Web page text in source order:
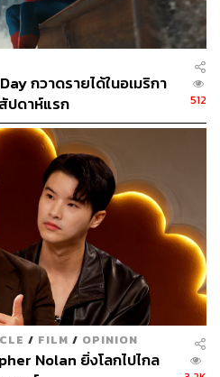
ร้างความแตกต่างให้เกิดขึ้น
ะการดูหนังที่โรง เทคโนโลยี
เกิดความต่างนี้ได้อย่าง
ารผลิตหนังที่ใช้กล้อง IMAX ถ่าย
งที่จะต้องมีฉากสามมิติออกมา
มจะสร้างประสบการณ์ให้คนดู
สึกว่าพวกเขาหาสิ่งนี้ไม่ได้กับ
กวาดรายได้ในอเมริกา
ปดาห์แรก
512
/ FILM / OPINION
Nolan ยิ่งโลกไปไกล